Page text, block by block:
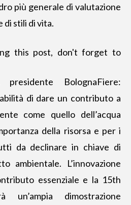
più generale di valutazione
di stili di vita.
this post, don't forget to
presidente BolognaFiere:
di dare un contributo a
come quello dell’acqua
della risorsa e per i
da declinare in chiave di
ambientale. L’innovazione
essenziale e la 15th
dimostrazione